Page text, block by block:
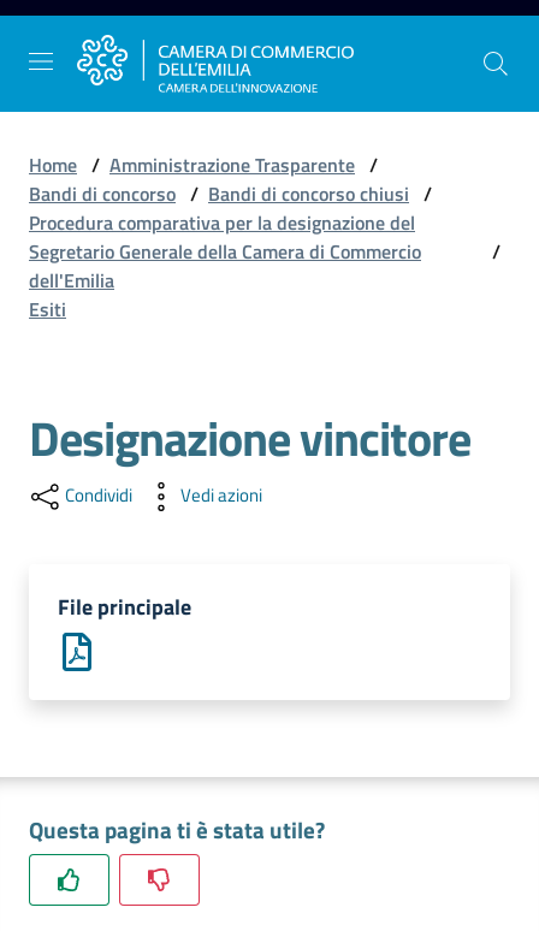
Vai al contenuto
Vai alla navigazione
Vai al footer
La
Camera
dell'Emilia
l'impresa
territorio
il
Consumatore
Home / Amministrazione Trasparente /
Bandi di concorso / Bandi di concorso chiusi /
Procedura comparativa per la designazione del
Segretario Generale della Camera di Commercio
dell'Emilia
/
Esiti
Designazione vincitore
Condividi Vedi azioni
File principale
Questa pagina ti è stata utile?